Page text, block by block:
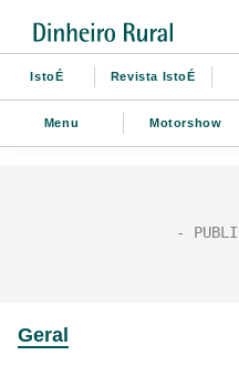
IstoÉ Revista IstoÉ
Menu Motorshow
Geral